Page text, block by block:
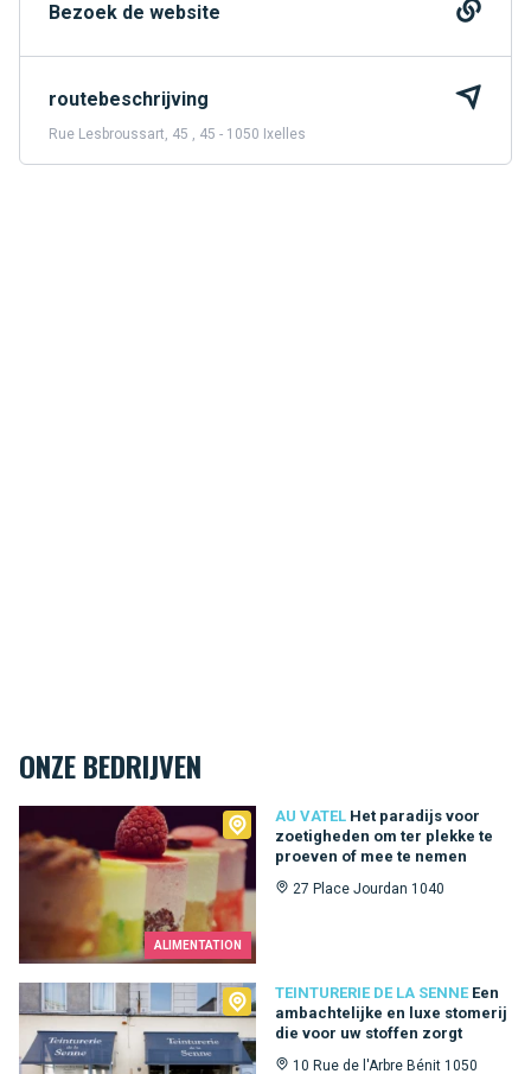
Bezoek de website
routebeschrijving
Rue Lesbroussart, 45 , 45 - 1050 Ixelles
ONZE BEDRIJVEN
ALIMENTATION
AU VATEL Het paradijs voor
zoetigheden om ter plekke te
proeven of mee te nemen
27 Place Jourdan 1040
TEINTURERIE DE LA SENNE Een
ambachtelijke en luxe stomerij
die voor uw stoffen zorgt
10 Rue de l'Arbre Bénit 1050
Teinturerie de la Senne